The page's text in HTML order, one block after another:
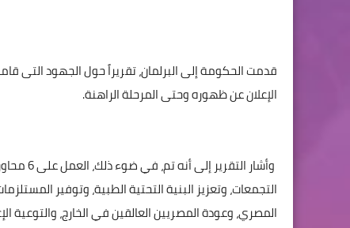
قدمت الحكومة إلى البرلمان، تقريراً حول الجهود التى
الإعلان عن ظهوره وحتى المرحلة الراهنة.
وأشار
التجمعات، وتعزيز البنية التحتية الطبية، وتوفير
المصري، وعودة المصريين العالقين في الخارج، والتوعية